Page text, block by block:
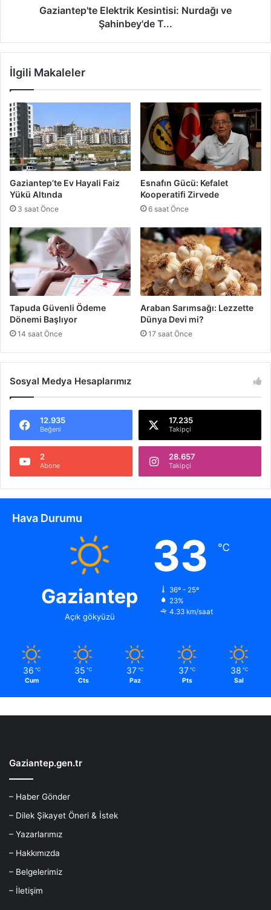
v
e
İ
h
a
l
e
e
r
P
a
n
i
r
i
k
K
e
i
n
t
i
s
i
:
N
r
d
a
ı
v
e
n
e
Gaziantep'te Elektrik Kesintisi: Nurdağı ve
Şahinbey'de T...
İlgili Makaleler
Gaziantep’te Ev Hayali Faiz
Yükü Altında
3 saat Önce
Esnafın Gücü: Kefalet
Kooperatifi Zirvede
6 saat Önce
Tapuda Güvenli Ödeme
Dönemi Başlıyor
14 saat Önce
Araban Sarımsağı: Lezzette
Dünya Devi mi?
17 saat Önce
Sosyal Medya Hesaplarımız
12.935
Beğeni
17.235
Takipçi
2
Abone
28.657
Takipçi
Hava Durumu
Gaziantep
Açık gökyüzü
33 ℃
36º - 25º
23%
4.33 km/saat
36 ℃
Cum
35 ℃
Cts
37 ℃
Paz
37 ℃
Pts
38 ℃
Sal
Gaziantep.gen.tr
– Haber Gönder
– Dilek Şikayet Öneri & İstek
– Yazarlarımız
– Hakkımızda
– Belgelerimiz
– İletişim